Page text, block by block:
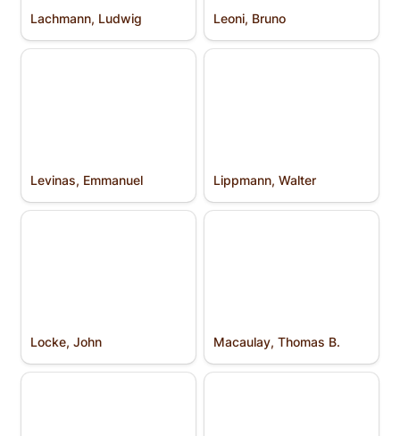
Lachmann, Ludwig Leoni, Bruno
Levinas, Emmanuel
Levinas, Emmanuel
Lippmann, Walter
Lippmann, Walter
Locke, John
Locke, John
Macaulay, Thomas B.
Macaulay, Thomas B.
Machlup, Fritz Magna Carta